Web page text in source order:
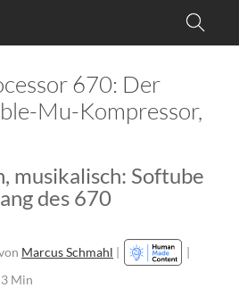
670: Der
Mu-Kompressor,
musikalisch: Softube
des 670
Marcus Schmahl |
|
3 Min